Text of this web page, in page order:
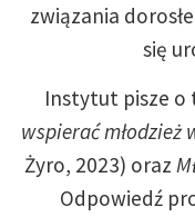
związania
się
Instytut pisze o
wspierać
Żyro, 2023) oraz
Odpowiedź